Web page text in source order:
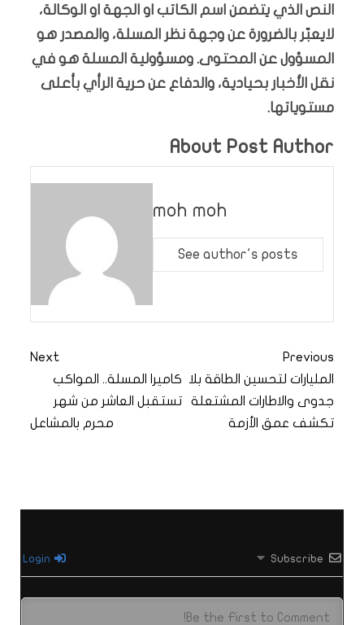
النص الذي يتضمن اسم الكاتب او الجهة او الوكالة،
لايعبّر بالضرورة عن وجهة نظر المسلة، والمصدر هو
المسؤول عن المحتوى. ومسؤولية المسلة هو في
نقل الأخبار بحيادية، والدفاع عن حرية الرأي بأعلى
مستوياتها.
About Post Author
moh moh
See author's posts
Previous
المليارات لتحسين الطاقة بلا
جدوى والاطارات المشتعلة
تكشف عمق الأزمة
Next
كاميرا المسلة.. المواكب
تستقبل العاشر من شهر
محرم بالمشاعل
Subscribe